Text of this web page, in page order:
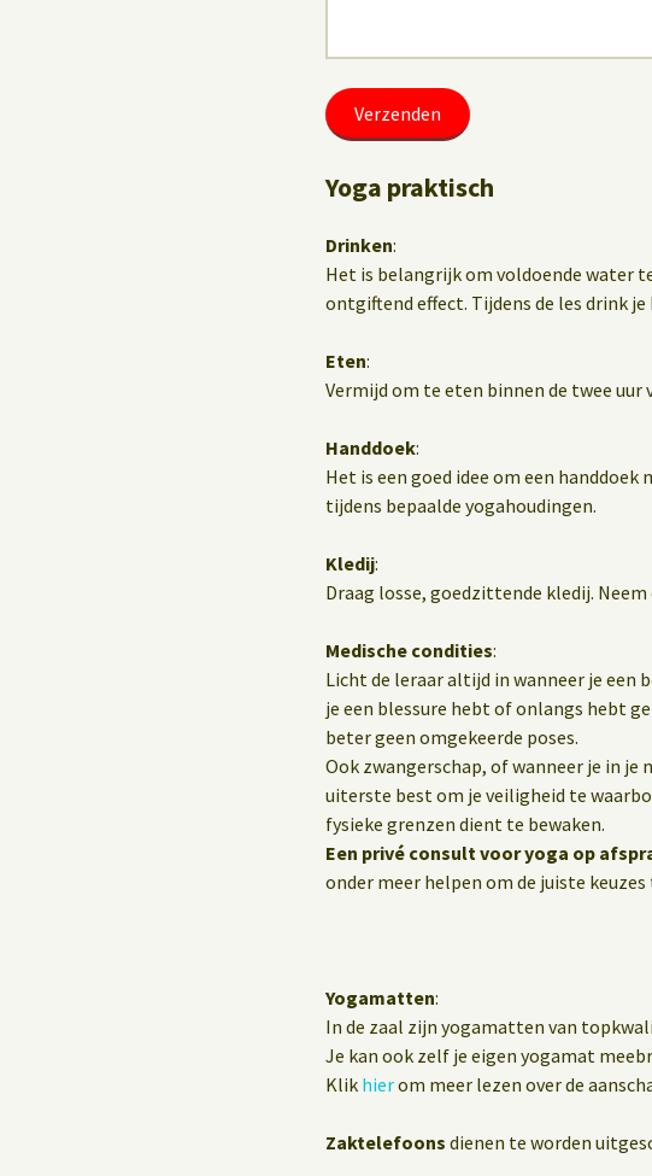
Yoga praktisch
Drinken:
Het is belangrijk om voldoende water
ontgiftend effect. Tijdens de les drink
Eten:
Vermijd om te eten binnen de twee uur
Handdoek:
Het is een goed idee om een
tijdens bepaalde yogahoudingen.
Kledij:
Draag losse, goedzittende kledij.
Medische condities:
Licht de leraar altijd in wanneer je een
je een blessure hebt of onlangs hebt
beter geen omgekeerde poses.
Ook zwangerschap, of wanneer je in
uiterste best om je veiligheid te
fysieke grenzen dient te bewaken.
Een privé consult voor yoga op
onder meer helpen om de juiste
Yogamatten:
In de zaal zijn yogamatten van
Je kan ook zelf je eigen yogamat
Klik hierom meer lezen over de
Zaktelefoons dienen te worden